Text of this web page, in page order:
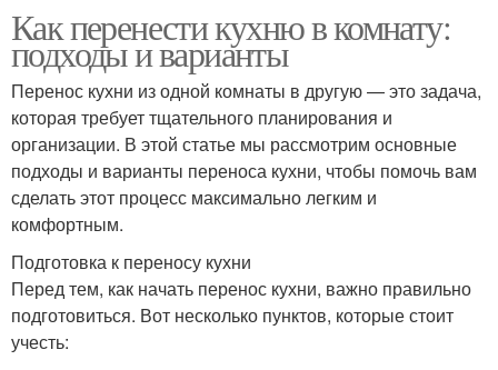
Как перенести кухню в комнату:
подходы и варианты
Перенос кухни из одной комнаты в другую — это задача,
которая требует тщательного планирования и
организации. В этой статье мы рассмотрим основные
подходы и варианты переноса кухни, чтобы помочь вам
сделать этот процесс максимально легким и
комфортным.
Подготовка к переносу кухни
Перед тем, как начать перенос кухни, важно правильно
подготовиться. Вот несколько пунктов, которые стоит
учесть: